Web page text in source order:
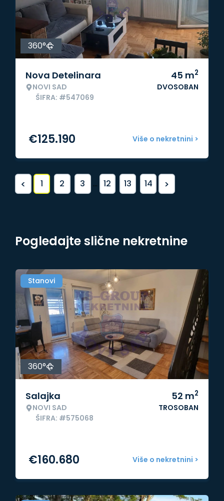
360°
Nova Detelinara
NOVI SAD
ŠIFRA: #547069
45 m2
DVOSOBAN
Više o nekretnini >
€125.190
< 1 2 3 ... 12 13 14 >
Pogledajte slične nekretnine
Stanovi
360°
Salajka
NOVI SAD
ŠIFRA: #575068
52 m2
TROSOBAN
Više o nekretnini >
€160.680